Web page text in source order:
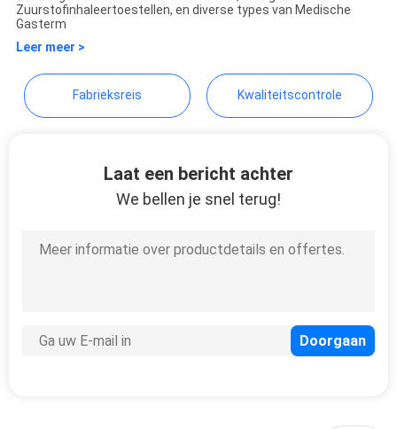
Zuurstofinhaleertoestellen, en diverse types van Medische
Gasterm
Leer meer >
Fabrieksreis Kwaliteitscontrole
Laat een bericht achter
We bellen je snel terug!